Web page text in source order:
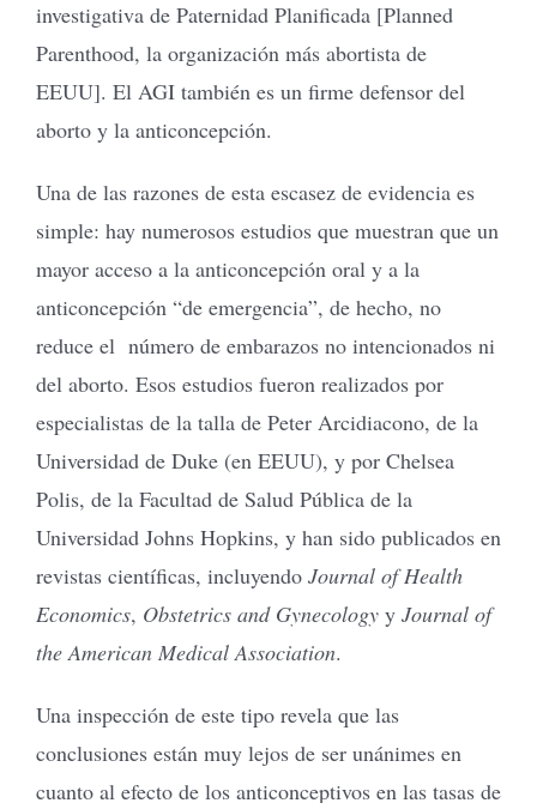
investigativa de Paternidad Planificada [Planned
Parenthood, la organización más abortista de
EEUU]. El AGI también es un firme defensor del
aborto y la anticoncepción.
Una de las razones de esta escasez de evidencia es
simple: hay numerosos estudios que muestran que un
mayor acceso a la anticoncepción oral y a la
anticoncepción “de emergencia”, de hecho, no
reduce el número de embarazos no intencionados ni
del aborto. Esos estudios fueron realizados por
especialistas de la talla de Peter Arcidiacono, de la
Universidad de Duke (en EEUU), y por Chelsea
Polis, de la Facultad de Salud Pública de la
Universidad Johns Hopkins, y han sido publicados en
revistas científicas, incluyendo Journal of Health
Economics, Obstetrics and Gynecology y Journal of
the American Medical Association.
Una inspección de este tipo revela que las
conclusiones están muy lejos de ser unánimes en
cuanto al efecto de los anticonceptivos en las tasas de